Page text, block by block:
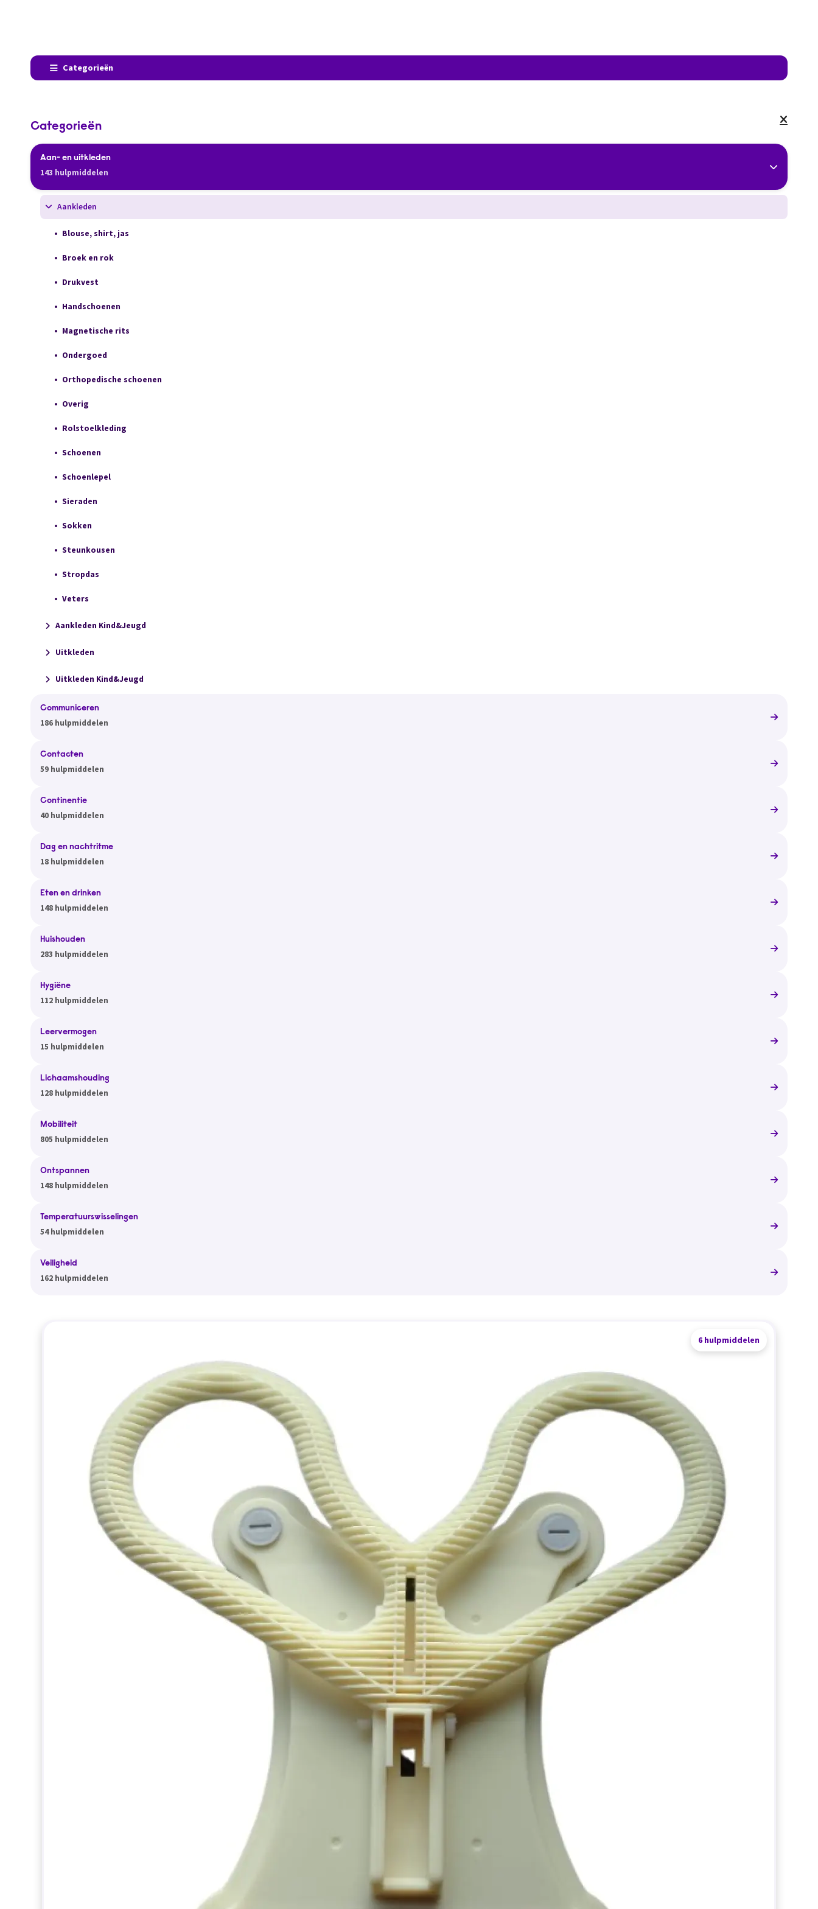
Categorieën
Categorieën
Aan- en uitkleden
143 hulpmiddelen
Aankleden
Blouse, shirt, jas
Broek en rok
Drukvest
Handschoenen
Magnetische rits
Ondergoed
Orthopedische schoenen
Overig
Rolstoelkleding
Schoenen
Schoenlepel
Sieraden
Sokken
Steunkousen
Stropdas
Veters
Aankleden Kind&Jeugd
Uitkleden
Uitkleden Kind&Jeugd
Communiceren
186 hulpmiddelen
Contacten
59 hulpmiddelen
Continentie
40 hulpmiddelen
Dag en nachtritme
18 hulpmiddelen
Eten en drinken
148 hulpmiddelen
Huishouden
283 hulpmiddelen
Hygiëne
112 hulpmiddelen
Leervermogen
15 hulpmiddelen
Lichaamshouding
128 hulpmiddelen
Mobiliteit
805 hulpmiddelen
Ontspannen
148 hulpmiddelen
Temperatuurswisselingen
54 hulpmiddelen
Veiligheid
162 hulpmiddelen
6 hulpmiddelen